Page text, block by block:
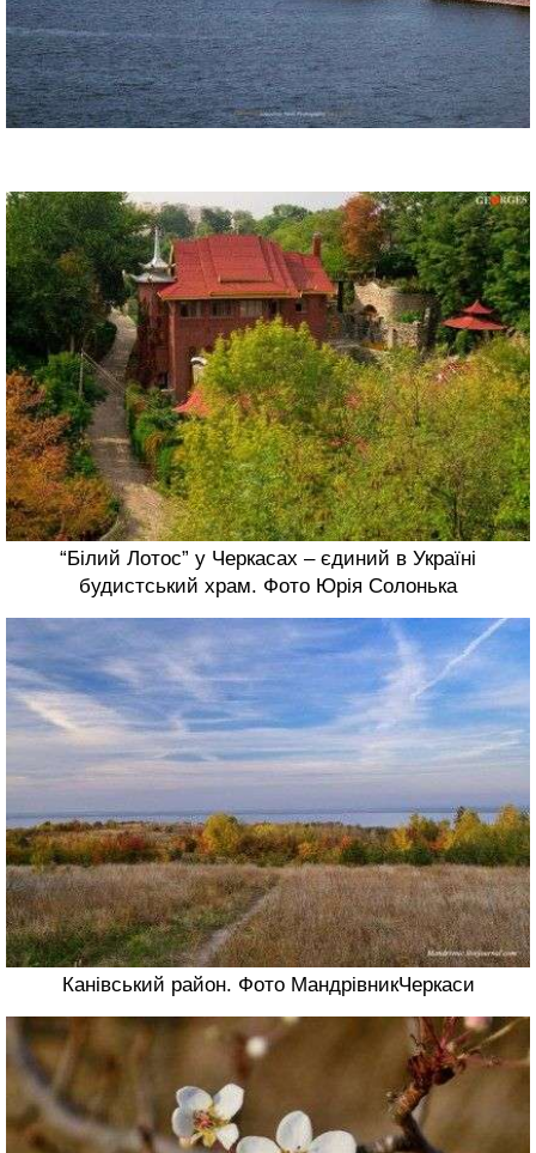
“Білий Лотос” у Черкасах – єдиний в Україні
будистський храм. Фото Юрія Солонька
Канівський район. Фото МандрівникЧеркаси